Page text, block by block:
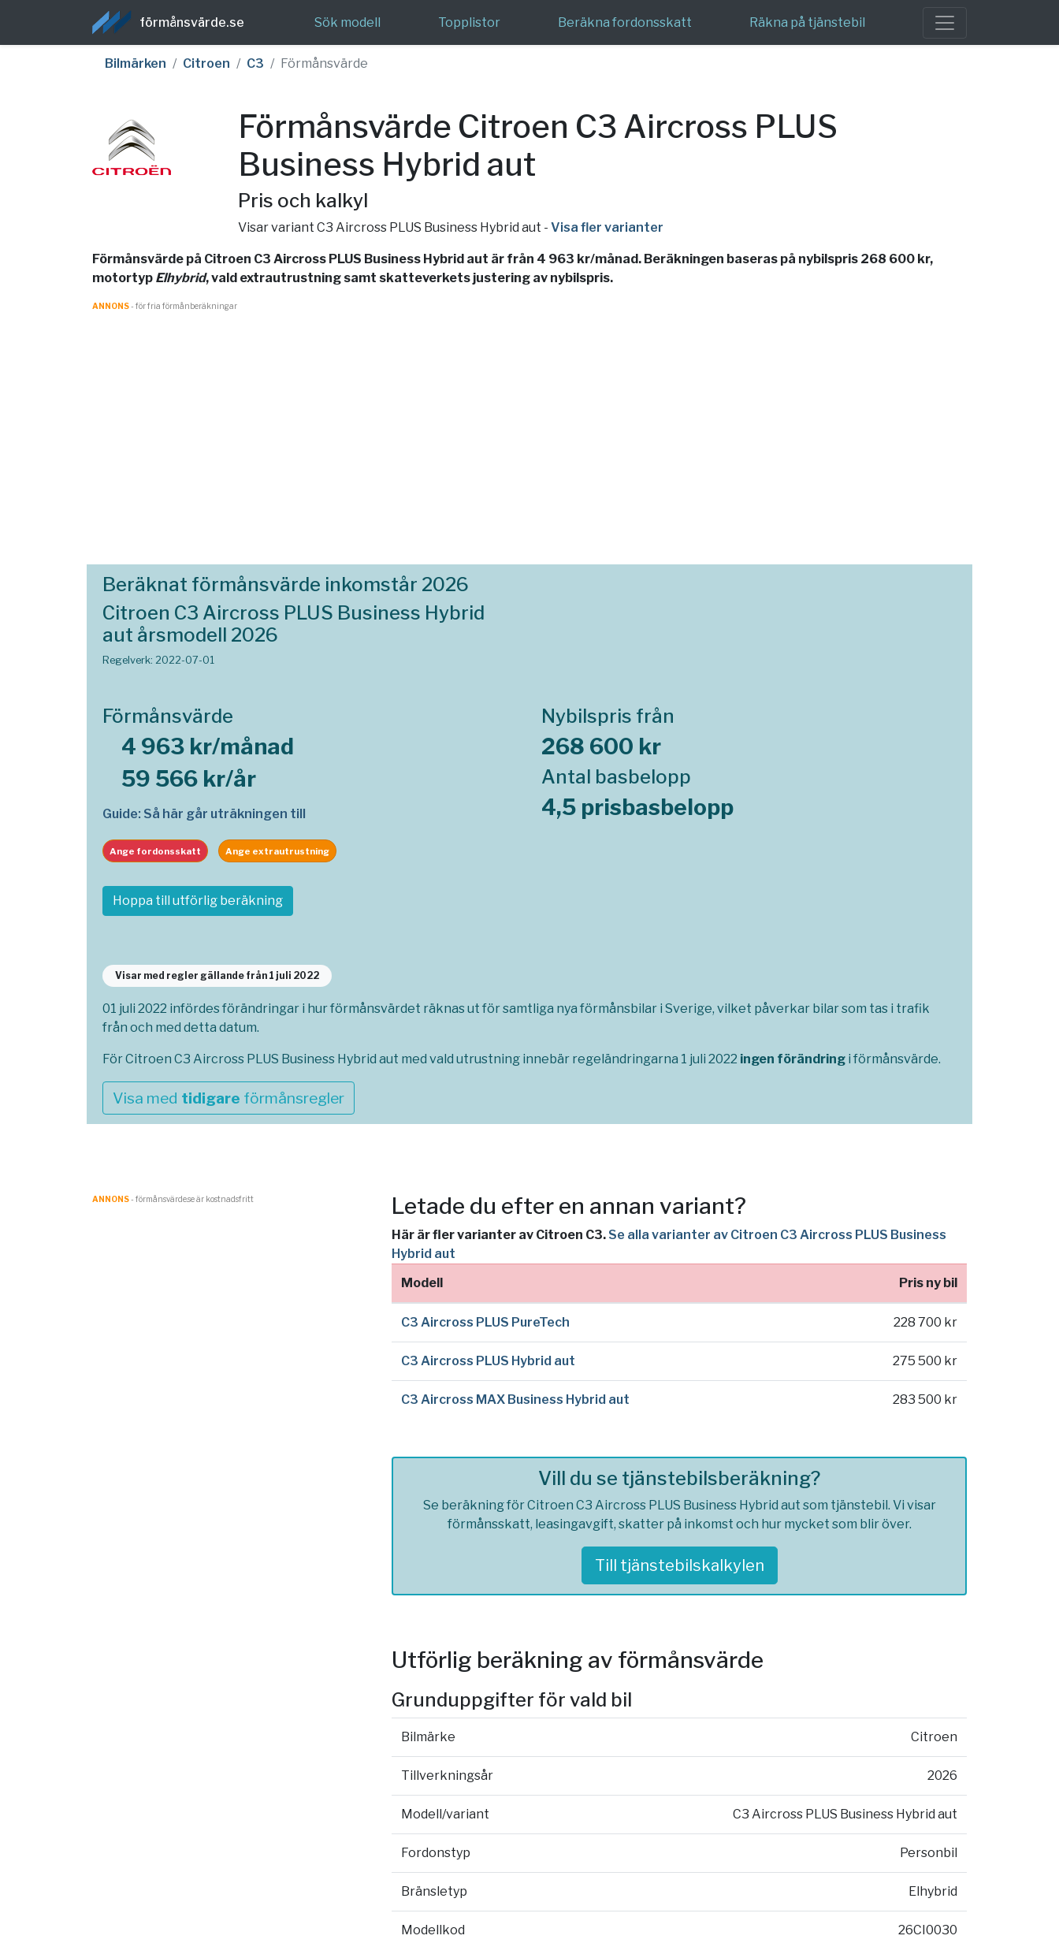
förmånsvärde.se Sök modell Topplistor Beräkna fordonsskatt Räkna på tjänstebil
Bilmärken Citroen C3 Förmånsvärde
Förmånsvärde Citroen C3 Aircross PLUS
Business Hybrid aut
Pris och kalkyl
Visar variant C3 Aircross PLUS Business Hybrid aut - Visa fler varianter
Förmånsvärde på Citroen C3 Aircross PLUS Business Hybrid aut är från 4 963 kr/månad. Beräkningen baseras på nybilspris 268 600 kr,
motortyp Elhybrid, vald extrautrustning samt skatteverkets justering av nybilspris.
ANNONS- för fria förmånberäkningar
Beräknat förmånsvärde inkomstår 2026
Citroen C3 Aircross PLUS Business Hybrid
aut årsmodell 2026
Regelverk: 2022-07-01
Förmånsvärde
4 963 kr/månad
59 566 kr/år
Guide: Så här går uträkningen till
Nybilspris från
268 600 kr
Antal basbelopp
4,5 prisbasbelopp
Ange fordonsskatt Ange extrautrustning
Hoppa till utförlig beräkning
Visar med regler gällande från 1 juli 2022
01 juli 2022 infördes förändringar i hur förmånsvärdet räknas ut för samtliga nya förmånsbilar i Sverige, vilket påverkar bilar som tas i trafik
från och med detta datum.
För Citroen C3 Aircross PLUS Business Hybrid aut med vald utrustning innebär regeländringarna 1 juli 2022 ingen förändring i förmånsvärde.
Visa med tidigare förmånsregler
ANNONS- förmånsvärde.se är kostnadsfritt Letade du efter en annan variant?
Här är fler varianter av Citroen C3. Se alla varianter av Citroen C3 Aircross PLUS Business
Hybrid aut
Modell
Pris ny bil
C3 Aircross PLUS PureTech 228 700 kr
C3 Aircross PLUS Hybrid aut 275 500 kr
C3 Aircross MAX Business Hybrid aut 283 500 kr
Vill du se tjänstebilsberäkning?
Se beräkning för Citroen C3 Aircross PLUS Business Hybrid aut som tjänstebil. Vi visar
förmånsskatt, leasingavgift, skatter på inkomst och hur mycket som blir över.
Till tjänstebilskalkylen
Utförlig beräkning av förmånsvärde
Grunduppgifter för vald bil
Bilmärke Citroen
Tillverkningsår 2026
Modell/variant C3 Aircross PLUS Business Hybrid aut
Fordonstyp Personbil
Bränsletyp Elhybrid
Modellkod 26CI0030